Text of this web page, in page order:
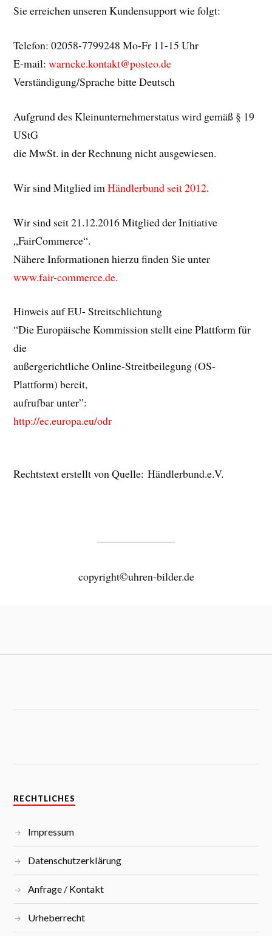
Sie erreichen unseren Kundensupport wie folgt:
Telefon: 02058-7799248 Mo-Fr 11-15 Uhr
E-mail:warncke.kontakt@posteo.de
Verständigung/Sprache bitte Deutsch
Aufgrund des Kleinunternehmerstatus wird gemäß § 19
UStG
die MwSt. in der Rechnung nicht ausgewiesen.
Wir sind Mitglied imHändlerbund seit 2012.
Wir sind seit 21.12.2016 Mitglied der Initiative
„FairCommerce“.
Nähere Informationen hierzu finden Sie unter
www.fair-commerce.de.
Hinweis auf EU- Streitschlichtung
“Die Europäische Kommission stellt eine Plattform für
die
außergerichtliche Online-Streitbeilegung (OS-
Plattform) bereit,
aufrufbar unter”:
http://ec.europa.eu/odr
Rechtstext erstellt von Quelle: Händlerbund.e.V.
copyright©uhren-bilder.de
RECHTLICHES
Impressum
Datenschutzerklärung
Anfrage / Kontakt
Urheberrecht